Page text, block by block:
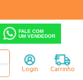
FALE COM
UM VENDEDOR
Login Carrinho
Cano Alto